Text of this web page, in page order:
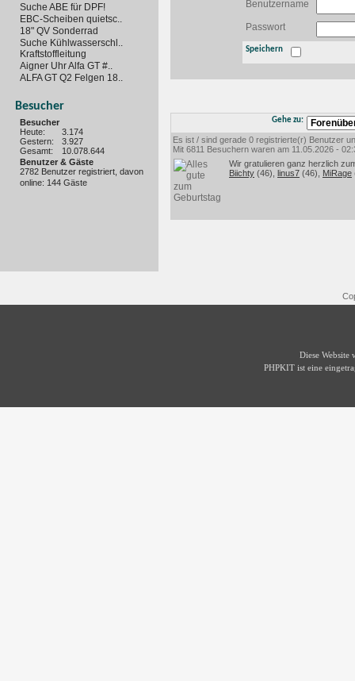
Suche ABE für DPF!
EBC-Scheiben quietsc..
18" QV Sonderrad
Suche Kühlwasserschl..
Kraftstoffleitung
Aigner Uhr Alfa GT #..
ALFA GT Q2 Felgen 18..
Besucher
Besucher
Heute:
3.174
Gestern:
3.927
Gesamt:
10.078.644
Benutzer & Gäste
2782 Benutzer registriert, davon
online: 144 Gäste
Benutzername
Passwort
Speichern
Gehe zu:
Es ist / sind gerade 0 registrierte(r) Benutzer
Mit 6811 Besuchern waren am 11.05.2026 -
Wir gratulieren ganz herzlich
Biichty (46), linus7 (46), MiRage
Diese Website
PHPKIT ist eine